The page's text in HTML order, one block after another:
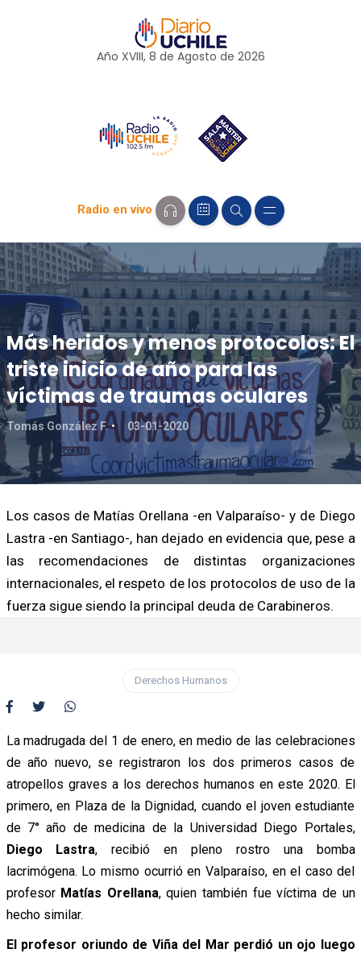
Año XVIII, 8 de Agosto de 2026
Radio en vivo
Más heridos y menos protocolos: El
triste inicio de año para las
víctimas de traumas oculares
Tomás González F. 03-01-2020
Los casos de Matías Orellana -en Valparaíso- y de Diego
Lastra -en Santiago-, han dejado en evidencia que, pese a
las recomendaciones de distintas organizaciones
internacionales, el respeto de los protocolos de uso de la
fuerza sigue siendo la principal deuda de Carabineros.
Derechos Humanos
La madrugada del 1 de enero, en medio de las celebraciones
de año nuevo, se registraron los dos primeros casos de
atropellos graves a los derechos humanos en este 2020. El
primero, en Plaza de la Dignidad, cuando el joven estudiante
de 7° año de medicina de la Universidad Diego Portales,
Diego Lastra, recibió en pleno rostro una bomba
lacrimógena. Lo mismo ocurrió en Valparaíso, en el caso del
profesor Matías Orellana, quien también fue víctima de un
hecho similar.
El profesor oriundo de Viña del Mar perdió un ojo luego